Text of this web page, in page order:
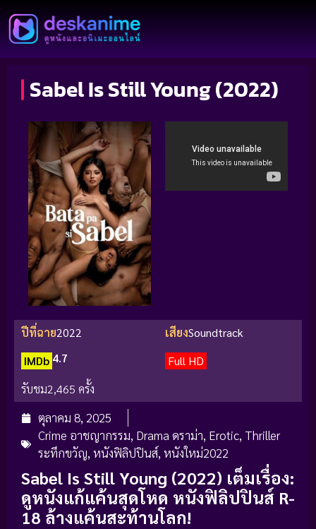
Sabel Is Still Young (2022)
ปีที่ฉาย2022 เสียงSoundtrack
IMDb 4.7
Full HD
รับชม2,465 ครั้ง
ตุลาคม 8, 2025
Crime อาชญากรรม, Drama ดราม่า, Erotic, Thriller
ระทึกขวัญ, หนังฟิลิปปินส์, หนังใหม่2022
Sabel Is Still Young (2022) เต็มเรื่อง:
ดูหนังแก้แค้นสุดโหด หนังฟิลิปปินส์ R-
18 ล้างแค้นสะท้านโลก!